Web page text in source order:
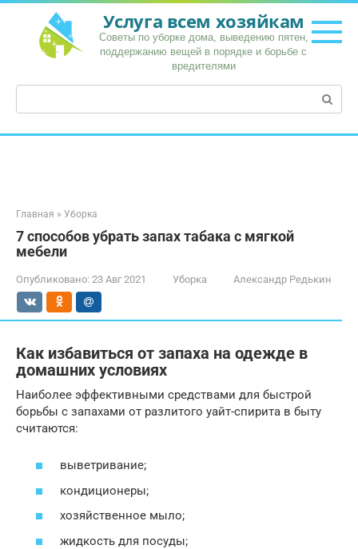
Перейти
контенту
Услуга всем хозяйкам
Советы по уборке дома, выведению пятен,
поддержанию вещей в порядке и борьбе с
вредителями
Поиск:
Главная » Уборка
7 способов убрать запах табака с мягкой
мебели
Опубликовано: 23 Авг 2021 Уборка Александр Редькин
Как избавиться от запаха на одежде в
домашних условиях
Наиболее эффективными средствами для быстрой
борьбы с запахами от разлитого уайт-спирита в быту
считаются:
выветривание;
кондиционеры;
хозяйственное мыло;
жидкость для посуды;